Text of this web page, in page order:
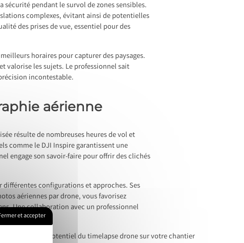
sécurité pendant le survol de zones sensibles.
complexes, évitant ainsi de potentielles
des prises de vue, essentiel pour des
horaires pour capturer des paysages.
valorise les sujets. Le professionnel sait
incontestable.
aérienne
résulte de nombreuses heures de vol et
comme le DJI Inspire garantissent une
engage son savoir-faire pour offrir des clichés
différentes configurations et approches. Ses
aériennes par drone, vous favorisez
Une collaboration avec un professionnel
Découvrez le potentiel du timelapse drone sur votre chantier
et accepter